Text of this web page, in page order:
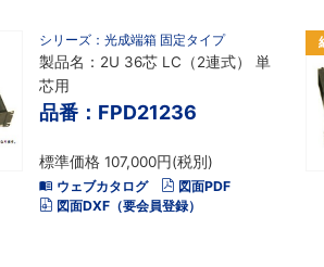
シリーズ：光成端箱 固定タイプ
製品名：2U 36芯 LC（2連式） 単
芯用
品番：FPD21236
標準価格 107,000円(税別)
ウェブカタログ
図面PDF
図面DXF（要会員登録）